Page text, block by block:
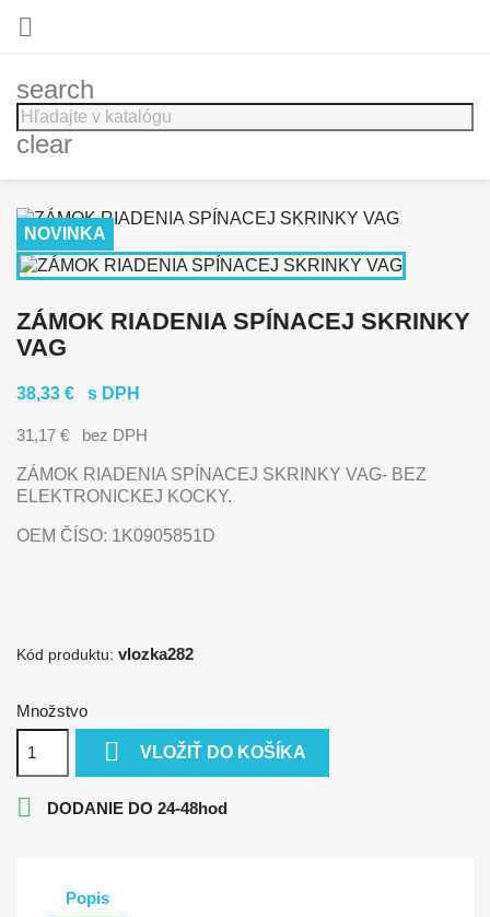

search
clear
NOVINKA
ZÁMOK RIADENIA SPÍNACEJ SKRINKY
VAG
38,33 € s DPH
31,17 € bez DPH
ZÁMOK RIADENIA SPÍNACEJ SKRINKY VAG- BEZ
ELEKTRONICKEJ KOCKY.
OEM ČÍSO: 1K0905851D
Kód produktu: vlozka282
Množstvo
 VLOŽIŤ DO KOŠÍKA
 DODANIE DO 24-48hod
Popis